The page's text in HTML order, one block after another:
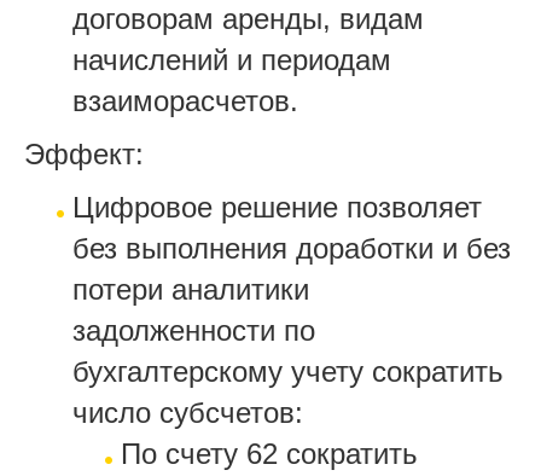
договорам аренды, видам
начислений и периодам
взаиморасчетов.
Эффект:
Цифровое решение позволяет
без выполнения доработки и без
потери аналитики
задолженности по
бухгалтерскому учету сократить
число субсчетов:
По счету 62 сократить